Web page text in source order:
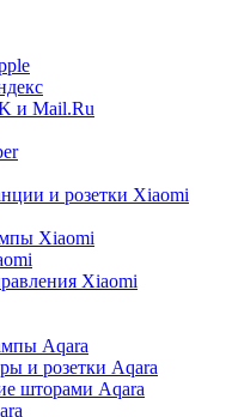
и Mail.Ru
и розетки Xiaomi
Xiaomi
Xiaomi
Aqara
и розетки Aqara
шторами Aqara